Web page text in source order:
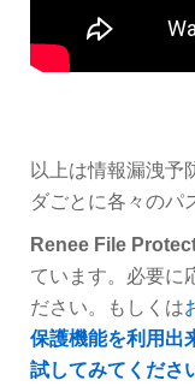
以上は情報漏洩予
ダごとに各々のパ
Renee File
ています。必要に
ださい。もしくは
保護機能を利用出
試してみてくださ